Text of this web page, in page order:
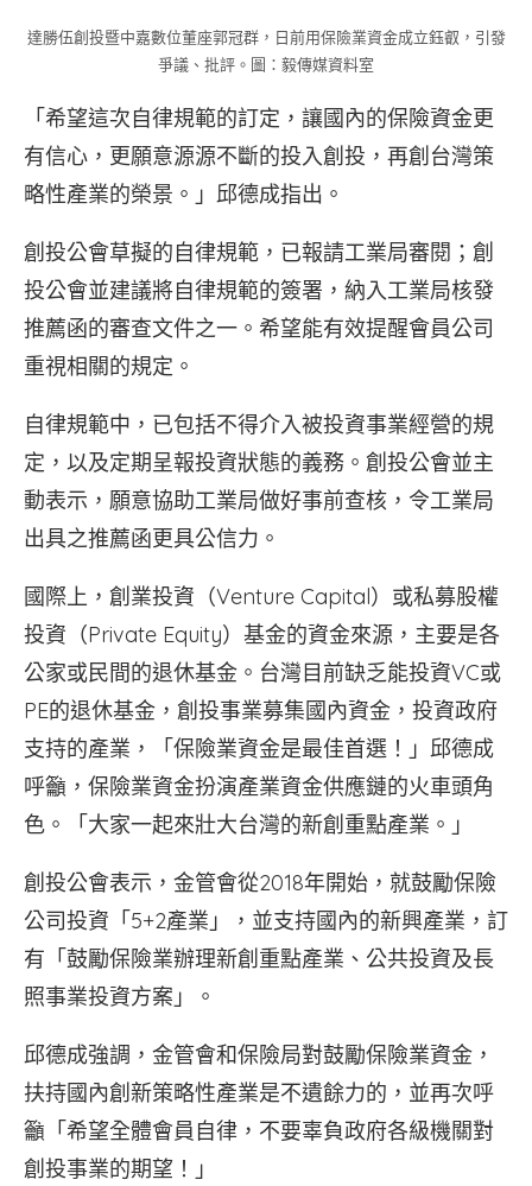
達勝伍創投暨中嘉數位董座郭冠群，日前用保險業資金成立鈺叡，引發
爭議、批評。圖：毅傳媒資料室
「希望這次自律規範的訂定，讓國內的保險資金更
有信心，更願意源源不斷的投入創投，再創台灣策
略性產業的榮景。」邱德成指出。
創投公會草擬的自律規範，已報請工業局審閱；創
投公會並建議將自律規範的簽署，納入工業局核發
推薦函的審查文件之一。希望能有效提醒會員公司
重視相關的規定。
自律規範中，已包括不得介入被投資事業經營的規
定，以及定期呈報投資狀態的義務。創投公會並主
動表示，願意協助工業局做好事前查核，令工業局
出具之推薦函更具公信力。
國際上，創業投資（Venture Capital）或私募股權
投資（Private Equity）基金的資金來源，主要是各
公家或民間的退休基金。台灣目前缺乏能投資VC或
PE的退休基金，創投事業募集國內資金，投資政府
支持的產業，「保險業資金是最佳首選！」邱德成
呼籲，保險業資金扮演產業資金供應鏈的火車頭角
色。「大家一起來壯大台灣的新創重點產業。」
創投公會表示，金管會從2018年開始，就鼓勵保險
公司投資「5+2產業」，並支持國內的新興產業，訂
有「鼓勵保險業辦理新創重點產業、公共投資及長
照事業投資方案」。
邱德成強調，金管會和保險局對鼓勵保險業資金，
扶持國內創新策略性產業是不遺餘力的，並再次呼
籲「希望全體會員自律，不要辜負政府各級機關對
創投事業的期望！」